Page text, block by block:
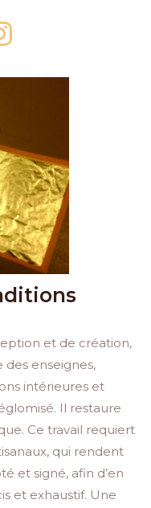
et de création,
des enseignes,
intérieures et
Il restaure
Ce travail requiert
qui rendent
et signé, afin d’en
et exhaustif. Une